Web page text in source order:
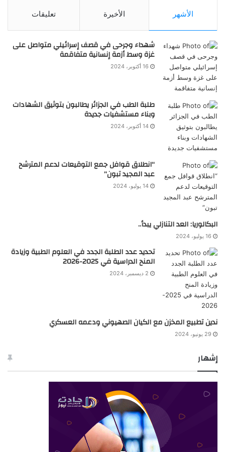
الأشهر الأخيرة تعليقات
شهداء وجرحى في قصف إسرائيلي متواصل على
غزة وسط أزمة إنسانية متفاقمة
16 أكتوبر، 2024
طلبة الطب في الجزائر يطالبون بتوثيق الشهادات
وبناء مستشفيات جديدة
14 أكتوبر، 2024
“انطلاق قوافل جمع التوقيعات لدعم المترشح
عبد المجيد تبون”
14 يوليو، 2024
البكالوريا: العد التنازلي يبدأ..
16 يوليو، 2024
تحديد عدد الطلبة الجدد في العلوم الطبية وزيادة
المنح الدراسية في 2025-2026
2 ديسمبر، 2024
ندين تطبيع المخزن مع الكيان الصهيوني ودعمه العسكري
29 يونيو، 2024
إشهار